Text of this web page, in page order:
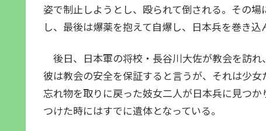
姿で制止しようとし、殴られて倒される。その
し、最後は爆薬を抱えて自爆し、日本兵を巻き込
後日、日本軍の将校・長谷川大佐が教会を訪れ
彼は教会の安全を保証すると言うが、それは少
忘れ物を取りに戻った妓女二人が日本兵に見つ
つけた時にはすでに遺体となっている。